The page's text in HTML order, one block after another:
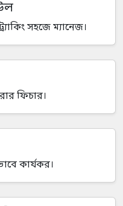
সহজে ম্যানেজ।
ফিচার।
কার্যকর।